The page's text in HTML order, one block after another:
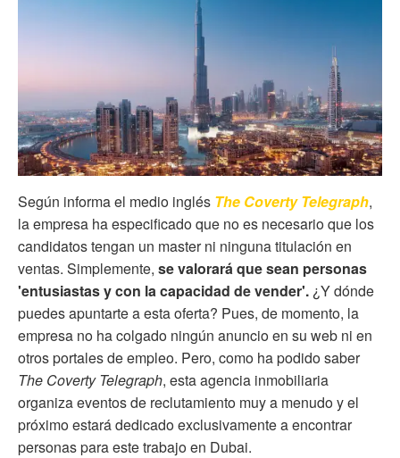
Según informa el medio inglés The Coverty Telegraph,
la empresa ha especificado que no es necesario que los
candidatos tengan un master ni ninguna titulación en
ventas. Simplemente, se valorará que sean personas
'entusiastas y con la capacidad de vender'. ¿Y dónde
puedes apuntarte a esta oferta? Pues, de momento, la
empresa no ha colgado ningún anuncio en su web ni en
otros portales de empleo. Pero, como ha podido saber
The Coverty Telegraph, esta agencia inmobiliaria
organiza eventos de reclutamiento muy a menudo y el
próximo estará dedicado exclusivamente a encontrar
personas para este trabajo en Dubai.